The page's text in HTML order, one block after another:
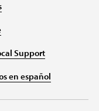
Support
en español